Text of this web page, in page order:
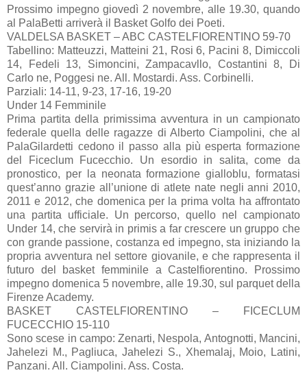
Prossimo impegno giovedì 2 novembre, alle 19.30, quando
al PalaBetti arriverà il Basket Golfo dei Poeti.
VALDELSA BASKET – ABC CASTELFIORENTINO 59-70
Tabellino: Matteuzzi, Matteini 21, Rosi 6, Pacini 8, Dimiccoli
14, Fedeli 13, Simoncini, Zampacavllo, Costantini 8, Di
Carlo ne, Poggesi ne. All. Mostardi. Ass. Corbinelli.
Parziali: 14-11, 9-23, 17-16, 19-20
Under 14 Femminile
Prima partita della primissima avventura in un campionato
federale quella delle ragazze di Alberto Ciampolini, che al
PalaGilardetti cedono il passo alla più esperta formazione
del Ficeclum Fucecchio. Un esordio in salita, come da
pronostico, per la neonata formazione gialloblu, formatasi
quest’anno grazie all’unione di atlete nate negli anni 2010,
2011 e 2012, che domenica per la prima volta ha affrontato
una partita ufficiale. Un percorso, quello nel campionato
Under 14, che servirà in primis a far crescere un gruppo che
con grande passione, costanza ed impegno, sta iniziando la
propria avventura nel settore giovanile, e che rappresenta il
futuro del basket femminile a Castelfiorentino. Prossimo
impegno domenica 5 novembre, alle 19.30, sul parquet della
Firenze Academy.
BASKET CASTELFIORENTINO – FICECLUM
FUCECCHIO 15-110
Sono scese in campo: Zenarti, Nespola, Antognotti, Mancini,
Jahelezi M., Pagliuca, Jahelezi S., Xhemalaj, Moio, Latini,
Panzani. All. Ciampolini. Ass. Costa.